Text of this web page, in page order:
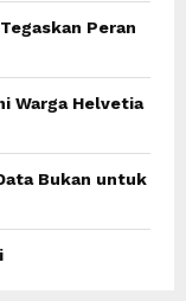
Peran
Warga Helvetia
Bukan untuk